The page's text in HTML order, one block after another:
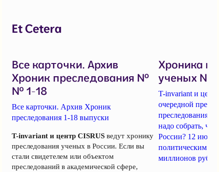
Et Cetera
Все карточки. Архив
Хроник преследования №
№ 1-18
Все карточки. Архив Хроник
преследования 1-18 выпуски
T-invariant и центр CISRUS ведут хронику
преследования ученых в России. Если вы
стали свидетелем или объектом
преследований в академической сфере,
Хроника
ученых №
T-invariant и
очередной
преследования
надо собрать,
России? 12
политическим
миллионов